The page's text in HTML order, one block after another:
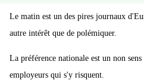
Le matin est un des pires journaux
autre intérêt que de polémiquer.
La préférence nationale est un non
employeurs qui s'y risquent.